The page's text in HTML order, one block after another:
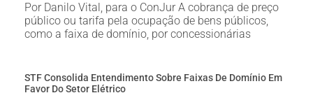
Por Danilo Vital, para o ConJur A cobrança de preço
público ou tarifa pela ocupação de bens públicos,
como a faixa de domínio, por concessionárias
STF Consolida Entendimento Sobre Faixas De Domínio Em
Favor Do Setor Elétrico